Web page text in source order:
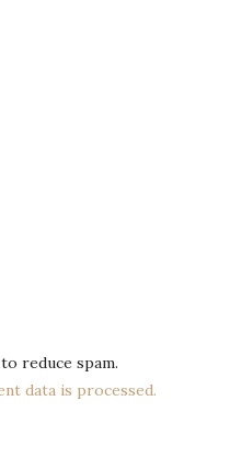
reduce spam.
data is processed.